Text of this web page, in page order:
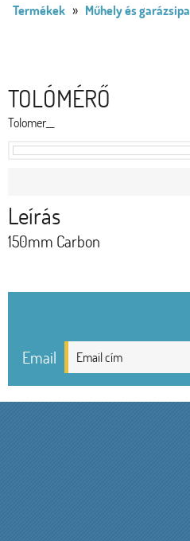
Termékek » Műhely és
TOLÓMÉRŐ
Tolomer__
Leírás
150mm Carbon
Email